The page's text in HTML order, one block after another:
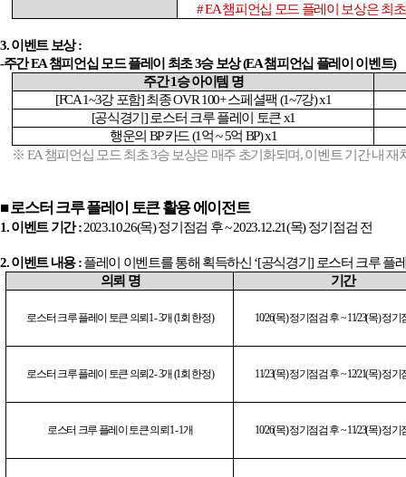
# EA챔피언십 모드 플레이 보상은 최
3.이벤트 보상:
-주간EA챔피언십 모드 플레이 최초3승 보상(EA챔피언십 플레이 이벤트)
주간1승 아이템 명
[FCA 1~3강 포함]최종OVR 100+스페셜팩 (1~7강) x1
[공식경기 ] 로스터 크루 플레이 토큰x1
행운의 BP카드 (1억~ 5억 BP) x1
※ EA 챔피언십 모드 최초3승 보상은 매주 초기화되며,이벤트 기간 내 재
■로스터 크루 플레이 토큰 활용 에이전트
1.이벤트 기간:2023.10.26(목)정기점검 후~ 2023.12.21(목)정기점검 전
2.이벤트 내용: 플레이 이벤트를 통해 획득하신 ‘[공식경기] 로스터 크루 플
의뢰 명
기간
로스터 크루 플레이 토큰 의뢰 1 - 3개 (1회 한정) 10/26(목)정기점검 후~ 11/23(목)정기
로스터 크루 플레이 토큰 의뢰2 - 3개 (1회 한정) 11/23(목)정기점검 후~ 12/21(목)정기
로스터 크루 플레이 토큰 의뢰 1 - 1개 10/26(목)정기점검 후~ 11/23(목)정기